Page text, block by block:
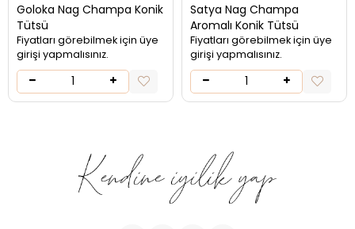
Goloka Nag Champa Konik
Tütsü
Fiyatları görebilmek için üye
girişi yapmalısınız.
Satya Nag Champa
Aromalı Konik Tütsü
Fiyatları görebilmek için üye
girişi yapmalısınız.